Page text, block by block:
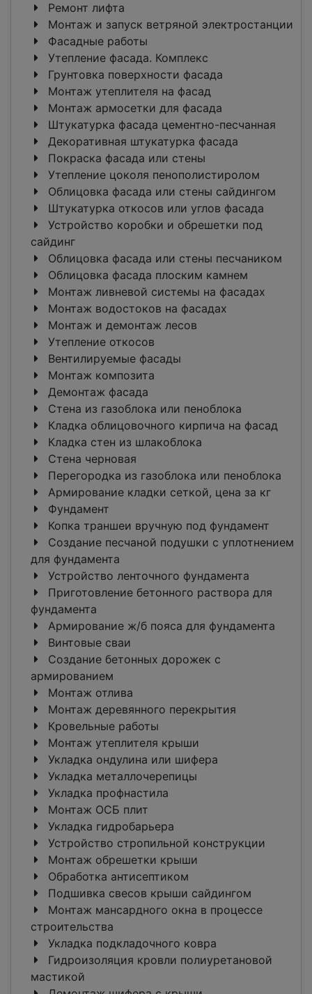
Ремонт лифта
Монтаж и запуск ветряной электростанции
Фасадные работы
Утепление фасада. Комплекс
Грунтовка поверхности фасада
Монтаж утеплителя на фасад
Монтаж армосетки для фасада
Штукатурка фасада цементно-песчанная
Декоративная штукатурка фасада
Покраска фасада или стены
Утепление цоколя пенополистиролом
Облицовка фасада или стены сайдингом
Штукатурка откосов или углов фасада
Устройство коробки и обрешетки под
сайдинг
Облицовка фасада или стены песчаником
Облицовка фасада плоским камнем
Монтаж ливневой системы на фасадах
Монтаж водостоков на фасадах
Монтаж и демонтаж лесов
Утепление откосов
Вентилируемые фасады
Монтаж композита
Демонтаж фасада
Стена из газоблока или пеноблока
Кладка облицовочного кирпича на фасад
Кладка стен из шлакоблока
Стена черновая
Перегородка из газоблока или пеноблока
Армирование кладки сеткой, цена за кг
Фундамент
Копка траншеи вручную под фундамент
Создание песчаной подушки с уплотнением
для фундамента
Устройство ленточного фундамента
Приготовление бетонного раствора для
фундамента
Армирование ж/б пояса для фундамента
Винтовые сваи
Создание бетонных дорожек с
армированием
Монтаж отлива
Монтаж деревянного перекрытия
Кровельные работы
Монтаж утеплителя крыши
Укладка ондулина или шифера
Укладка металлочерепицы
Укладка профнастила
Монтаж ОСБ плит
Укладка гидробарьера
Устройство стропильной конструкции
Монтаж обрешетки крыши
Обработка антисептиком
Подшивка свесов крыши сайдингом
Монтаж мансардного окна в процессе
строительства
Укладка подкладочного ковра
Гидроизоляция кровли полиуретановой
мастикой